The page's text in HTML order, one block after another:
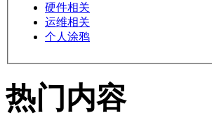
硬件相关
运维相关
个人涂鸦
热门内容